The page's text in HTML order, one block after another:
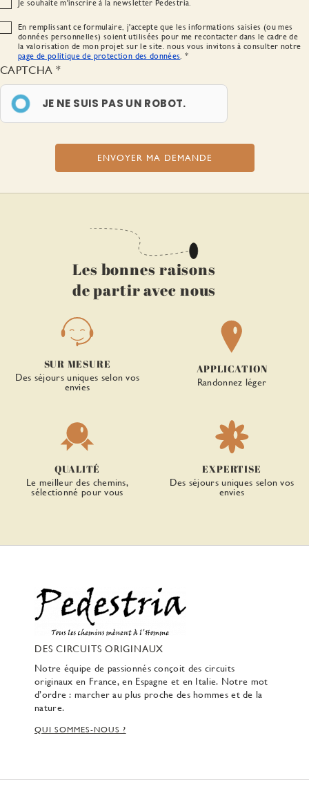
Je souhaite m'inscrire à la newsletter Pedestria.
En remplissant ce formulaire, j'accepte que les informations saisies (ou mes
données personnelles) soient utilisées pour me recontacter dans le cadre de
la valorisation de mon projet sur le site. nous vous invitons à consulter notre
page de politique de protection des données.
CAPTCHA
JE NE SUIS PAS UN ROBOT.
Les bonnes raisons
de partir avec nous
SUR MESURE
Des séjours uniques selon vos
envies
APPLICATION
Randonnez léger
QUALITÉ
Le meilleur des chemins,
sélectionné pour vous
EXPERTISE
Des séjours uniques selon vos
envies
DES CIRCUITS ORIGINAUX
Notre équipe de passionnés conçoit des circuits
originaux en France, en Espagne et en Italie. Notre mot
d’ordre : marcher au plus proche des hommes et de la
nature.
QUI SOMMES-NOUS ?